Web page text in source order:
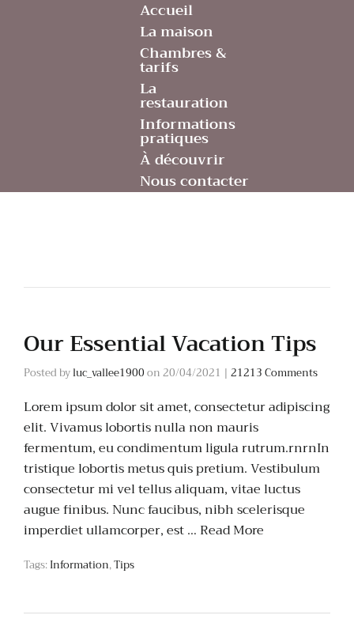
Accueil
La maison
Chambres &
tarifs
La
restauration
Informations
pratiques
À découvrir
Nous contacter
Our Essential Vacation Tips
Posted byluc_vallee1900on20/04/2021 | 21213 Comments
Lorem ipsum dolor sit amet, consectetur adipiscing
elit. Vivamus lobortis nulla non mauris
fermentum, eu condimentum ligula rutrum.rnrnIn
tristique lobortis metus quis pretium. Vestibulum
consectetur mi vel tellus aliquam, vitae luctus
augue finibus. Nunc faucibus, nibh scelerisque
imperdiet ullamcorper, est … Read More
Tags:Information,Tips